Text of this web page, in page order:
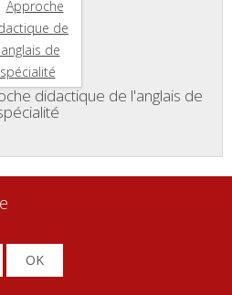
didactique de l'anglais de
OK